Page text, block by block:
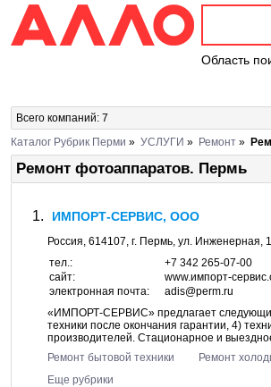
Область
Всего компаний: 7
Каталог Рубрик Перми » УСЛУГИ » Ремонт »
Ремонт фотоаппаратов. Пермь
ИМПОРТ-СЕРВИС, ООО
Россия, 614107, г. Пермь, ул. Инженерная,
тел.:
+7 342 265-07-00
сайт:
www.импорт-
электронная почта:
adis@perm.ru
«ИМПОРТ-СЕРВИС» предлагает следующие
техники после окончания гарантии, 4)
производителей. Стационарное и
Ремонт бытовой техники
Ремонт
Еще рубрики